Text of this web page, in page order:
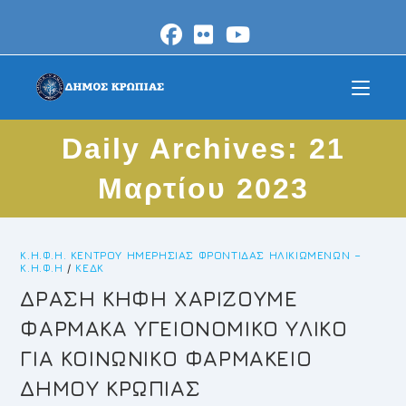
content
Daily Archives: 21
Μαρτίου 2023
Κ.Η.Φ.Η. ΚΈΝΤΡΟΥ ΗΜΕΡΉΣΙΑΣ ΦΡΟΝΤΊΔΑΣ ΗΛΙΚΙΩΜΈΝΩΝ –
Κ.Η.Φ.Η / ΚΕΔΚ
ΔΡΑΣΗ ΚΗΦΗ ΧΑΡΙΖΟΥΜΕ
ΦΑΡΜΑΚΑ ΥΓΕΙΟΝΟΜΙΚΟ ΥΛΙΚΟ
ΓΙΑ ΚΟΙΝΩΝΙΚΟ ΦΑΡΜΑΚΕΙΟ
ΔΗΜΟΥ ΚΡΩΠΙΑΣ